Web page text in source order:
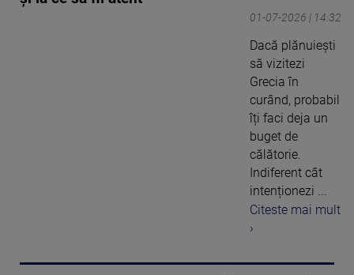
01-07-2026 | 14:32
Dacă plănuiești
să vizitezi
Grecia în
curând, probabil
îți faci deja un
buget de
călătorie.
Indiferent cât
intenționezi ...
Citeste mai mult
›